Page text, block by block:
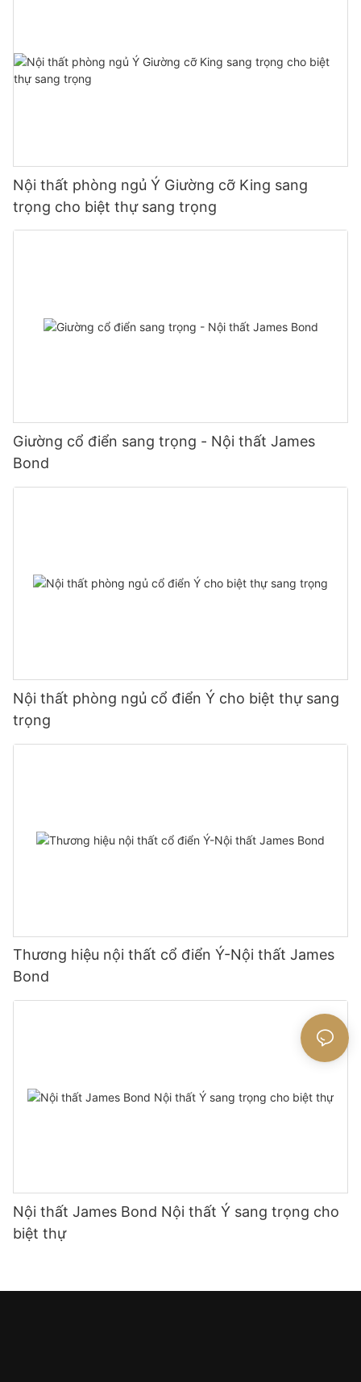
Nội thất phòng ngủ Ý Giường cỡ King sang
trọng cho biệt thự sang trọng
Giường cổ điển sang trọng - Nội thất James
Bond
Nội thất phòng ngủ cổ điển Ý cho biệt thự sang
trọng
Thương hiệu nội thất cổ điển Ý-Nội thất James
Bond
Nội thất James Bond Nội thất Ý sang trọng cho
biệt thự